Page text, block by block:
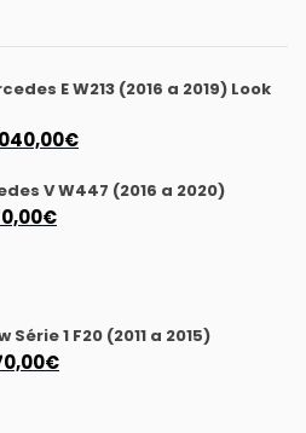
E W213 (2016 a 2019) Look
€O
atual
V W447 (2016 a 2020)
€O
770,00€.
Série 1 F20 (2011 a 2015)
€O